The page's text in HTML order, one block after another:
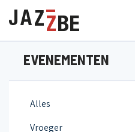
EVENEMENTEN
Alles
Vroeger